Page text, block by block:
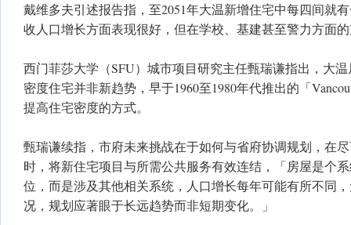
戴维多夫引述报告指，至2051年大温新增住宅中每四间就
收人口增长方面表现很好，但在学校、基建甚至警力方面
西门菲莎大学（SFU）城市项目研究主任甄瑞谦指出，大
密度住宅并非新趋势，早于1960至1980年代推出的「
提高住宅密度的方式。
甄瑞谦续指，市府未来挑战在于如何与省府协调规划，在
时，将新住宅项目与所需公共服务有效连结，「房屋是个
位，而是涉及其他相关系统，人口增长每年可能有所不同
况，规划应著眼于长远趋势而非短期变化。」